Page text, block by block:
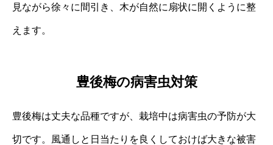
見ながら徐々に間引き、木が自然に扇状に開くように整
えます。
豊後梅の病害虫対策
豊後梅は丈夫な品種ですが、栽培中は病害虫の予防が大
切です。風通しと日当たりを良くしておけば大きな被害